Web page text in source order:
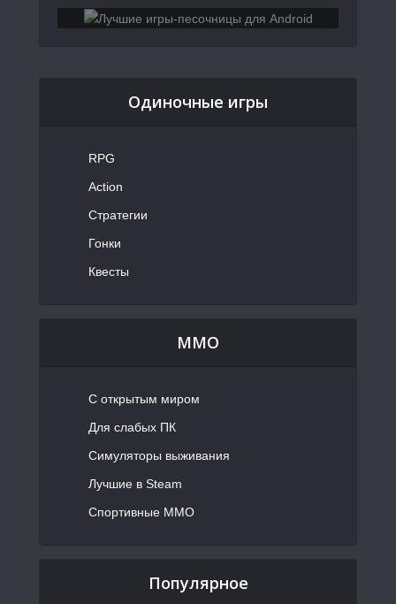
Одиночные игры
RPG
Action
Стратегии
Гонки
Квесты
MMO
С открытым миром
Для слабых ПК
Симуляторы выживания
Лучшие в Steam
Спортивные MMO
Популярное